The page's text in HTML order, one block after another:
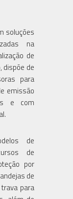
soluções
na
de
dispõe de
para
emissão
e com
de
de
por
de
para